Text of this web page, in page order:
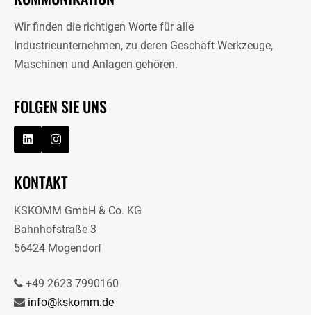
Wir finden die richtigen Worte für alle
Industrieunternehmen, zu deren Geschäft Werkzeuge,
Maschinen und Anlagen gehören.
FOLGEN SIE UNS
KONTAKT
KSKOMM GmbH & Co. KG
Bahnhofstraße 3
56424 Mogendorf
+49 2623 7990160
info@kskomm.de